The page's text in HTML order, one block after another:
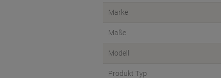
Marke
Maße
Modell
Produkt Typ